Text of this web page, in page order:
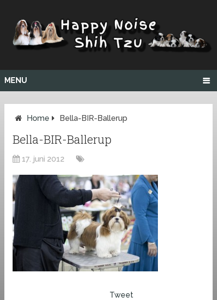
MENU
Home Bella-BIR-Ballerup
Bella-BIR-Ballerup
17. juni 2012
Tweet